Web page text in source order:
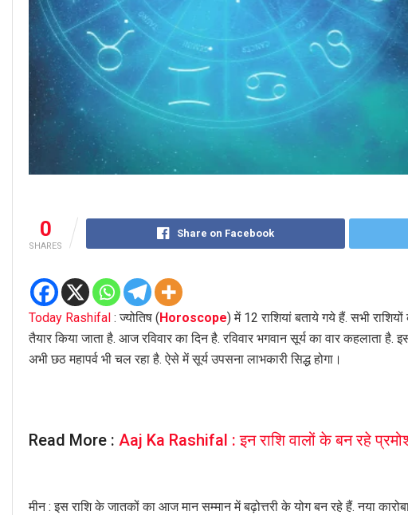
0
SHARES
Share on Facebook
Today Rashifal : ज्योतिष (Horoscope) में 12 राशियां बताये गये हैं. सभी
तैयार किया जाता है. आज रविवार का दिन है. रविवार भगवान सूर्य का वार कहलाता है.
अभी छठ महापर्व भी चल रहा है. ऐसे में सूर्य उपसना लाभकारी सिद्ध होगा।
Read More : Aaj Ka Rashifal : इन राशि वालों के बन रहे
मीन : इस राशि के जातकों का आज मान सम्मान में बढ़ोत्तरी के योग बन रहे हैं. नया